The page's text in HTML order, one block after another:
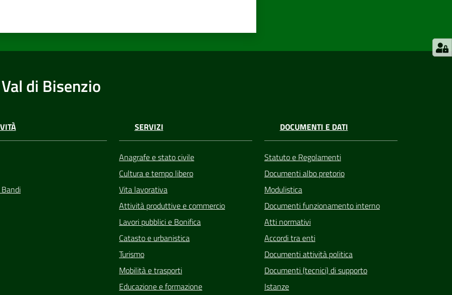
di Bisenzio
SERVIZI
Anagrafe e stato civile
Cultura e tempo libero
Vita lavorativa
Attività produttive e commercio
Lavori pubblici e Bonifica
Catasto e urbanistica
Turismo
Mobilità e trasporti
Educazione e formazione
DOCUMENTI E DATI
Statuto e Regolamenti
Documenti albo pretorio
Modulistica
Documenti funzionamento interno
Atti normativi
Accordi tra enti
Documenti attività politica
Documenti (tecnici) di supporto
Istanze